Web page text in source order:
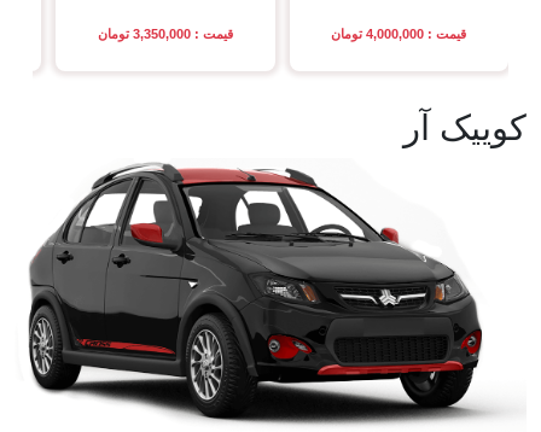
قیمت : 4,000,000 تومان قیمت : 3,350,000 تومان
کوییک آر